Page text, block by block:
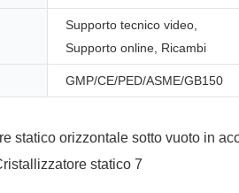
Supporto tecnico video,
Supporto online, Ricambi
GMP/CE/PED/ASME/GB150